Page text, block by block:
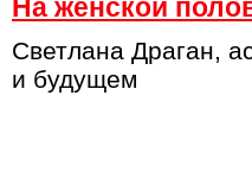
На женской
Светлана Драган,
и будущем